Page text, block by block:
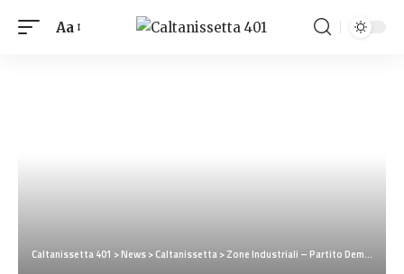
Aa
Caltanissetta 401 >News>Caltanissetta>Zone Industriali – Partito Democratico di Caltanissetta